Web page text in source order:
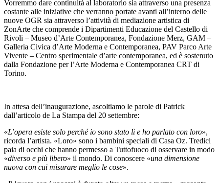
Vorremmo dare continuità al laboratorio sia attraverso una presenza
costante alle iniziative che verranno portate avanti all’interno delle
nuove OGR sia attraverso l’attività di mediazione artistica di
ZonArte che comprende i Dipartimenti Educazione del Castello di
Rivoli – Museo d’Arte Contemporanea, Fondazione Merz, GAM –
Galleria Civica d’Arte Moderna e Contemporanea, PAV Parco Arte
Vivente – Centro sperimentale d’arte contemporanea, ed è sostenuto
dalla Fondazione per l’Arte Moderna e Contemporanea CRT di
Torino.
In attesa dell’inaugurazione, ascoltiamo le parole di Patrick
dall’articolo de La Stampa del 20 settembre:
«L’opera esiste solo perché io sono stato lì e ho parlato con loro»,
ricorda l’artista. «Loro» sono i bambini speciali di Casa Oz. Tredici
paia di occhi che hanno permesso a Tuttofuoco di osservare in modo
«diverso e più libero» il mondo. Di conoscere «una dimensione
nuova con cui misurare meglio le cose».